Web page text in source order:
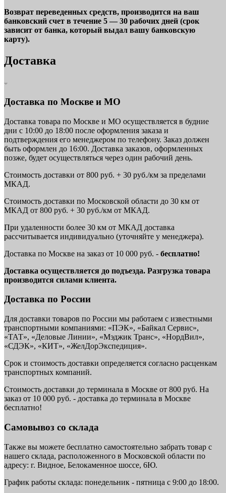
Возврат переведенных средств, производится на ваш
банковский счет в течение 5 — 30 рабочих дней (срок
зависит от банка, который выдал вашу банковскую
карту).
Доставка
Доставка по Москве и МО
Доставка товара по Москве и МО осуществляется в будние
дни с 10:00 до 18:00 после оформления заказа и
подтверждения его менеджером по телефону. Заказ должен
быть оформлен до 16:00. Доставка заказов, оформленных
позже, будет осуществляться через один рабочий день.
Стоимость доставки от 800 руб. + 30 руб./км за пределами
МКАД.
Стоимость доставки по Московской области до 30 км от
МКАД от 800 руб. + 30 руб./км от МКАД.
При удаленности более 30 км от МКАД доставка
рассчитывается индивидуально (уточняйте у менеджера).
Доставка по Москве на заказ от 10 000 руб. - бесплатно!
Доставка осуществляется до подъезда. Разгрузка товара
производится силами клиента.
Доставка по России
Для доставки товаров по России мы работаем с известными
транспортными компаниями: «ПЭК», «Байкал Сервис»,
«ТАТ», «Деловые Линии», «Мэджик Транс», «НордВил»,
«СДЭК», «КИТ», «ЖелДорЭкспедиция».
Срок и стоимость доставки определяется согласно расценкам
транспортных компаний.
Стоимость доставки до терминала в Москве от 800 руб. На
заказ от 10 000 руб. - доставка до терминала в Москве
бесплатно!
Самовывоз со склада
Также вы можете бесплатно самостоятельно забрать товар с
нашего склада, расположенного в Московской области по
адресу: г. Видное, Белокаменное шоссе, 6Ю.
График работы склада: понедельник - пятница с 9:00 до 18:00.